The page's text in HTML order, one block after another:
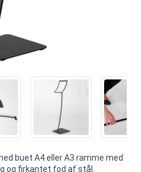
buet A4 eller A3 ramme med
og firkantet fod af stål.